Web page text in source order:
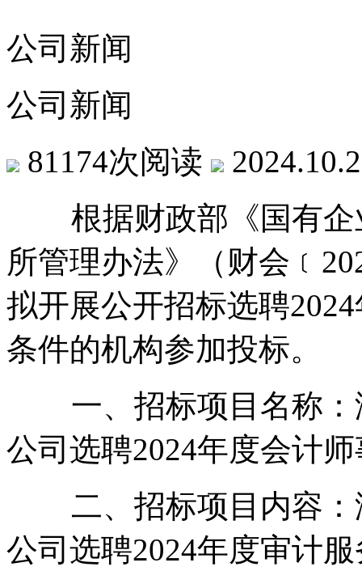
公司新闻
公司新闻
81174次阅读
根据财政部《国有企业
所管理办法》（财会
拟开展公开招标选聘2024
条件的机构参加投标。
一、招标项目名称
公司选聘2024年度会计
二、招标项目内容
公司选聘2024年度审计